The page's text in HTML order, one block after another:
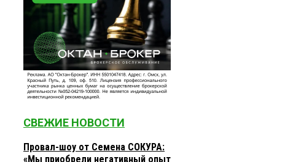
СВЕЖИЕ НОВОСТИ
Провал-шоу от Семена СОКУРА:
«Мы приобрели негативный опыт